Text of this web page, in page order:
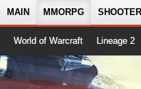
MAIN MMORPG
World of Warcraft Lineage 2